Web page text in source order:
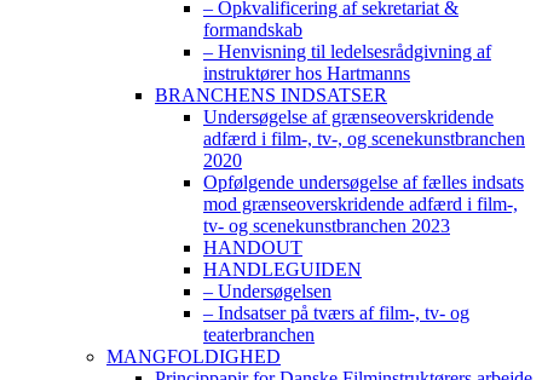
– Opkvalificering af sekretariat &
formandskab
– Henvisning til ledelsesrådgivning af
instruktører hos Hartmanns
BRANCHENS INDSATSER
Undersøgelse af grænseoverskridende
adfærd i film-, tv-, og scenekunstbranchen
2020
Opfølgende undersøgelse af fælles indsats
mod grænseoverskridende adfærd i film-,
tv- og scenekunstbranchen 2023
HANDOUT
HANDLEGUIDEN
– Undersøgelsen
– Indsatser på tværs af film-, tv- og
teaterbranchen
MANGFOLDIGHED